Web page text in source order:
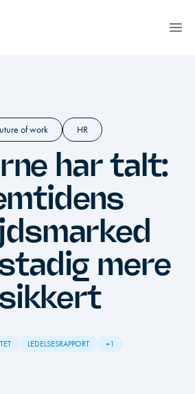
of work HR
har talt:
mere
LEDELSESRAPPORT +1